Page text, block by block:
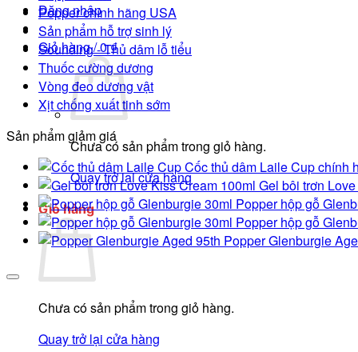
Đăng nhập
Giỏ hàng /0₫
Chưa có sản phẩm trong giỏ hàng.
Quay trở lại cửa hàng
Giỏ hàng
Chưa có sản phẩm trong giỏ hàng.
Quay trở lại cửa hàng
Popper chính hãng USA
Sản phẩm hỗ trợ sinh lý
Sounding - Thủ dâm lỗ tiểu
Thuốc cường dương
Vòng đeo dương vật
Xịt chống xuất tinh sớm
Sản phẩm giảm giá
Cốc thủ dâm Laile Cup chính
Gel bôi trơn
Popper hộp gỗ
Popper hộp gỗ
Popper Glenburgie